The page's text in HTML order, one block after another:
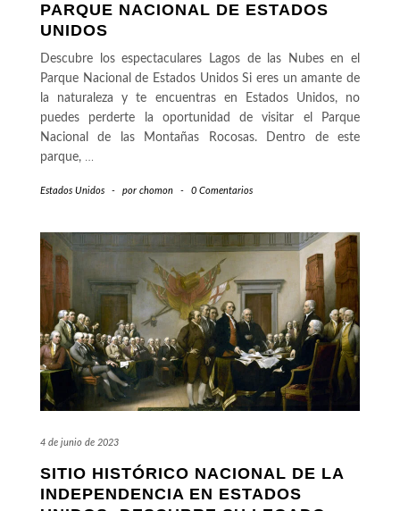
PARQUE NACIONAL DE ESTADOS
UNIDOS
Descubre los espectaculares Lagos de las Nubes en el
Parque Nacional de Estados Unidos Si eres un amante de
la naturaleza y te encuentras en Estados Unidos, no
puedes perderte la oportunidad de visitar el Parque
Nacional de las Montañas Rocosas. Dentro de este
parque, …
Estados Unidos - por chomon - 0 Comentarios
4 de junio de 2023
SITIO HISTÓRICO NACIONAL DE LA
INDEPENDENCIA EN ESTADOS